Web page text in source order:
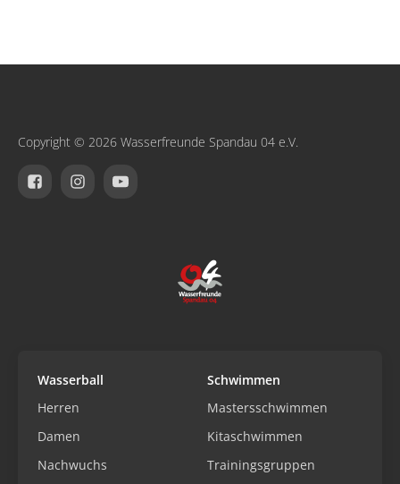
Copyright © 2026 Wasserfreunde Spandau 04 e.V.
Wasserball
Herren
Damen
Nachwuchs
Schwimmen
Mastersschwimmen
Kitaschwimmen
Trainingsgruppen